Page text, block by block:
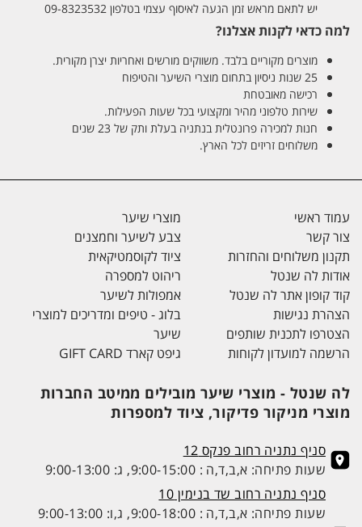
יש לתאם מראש זמן הגעה לאיסוף עצמי בטלפון 09-8323532
למה כדאי לקנות אצלנו?
מוצרים מקוריים בלבד. משווקים מורשים ואחריות יצרן מקורית.
25 שנות ניסיון בתחום מוצרי השיער והטיפוח
רכישה מאובטחת
שירות טלפוני מהיר ומקצועי בכל שעות הפעילות.
חנות למכירה פרונטלית בנתניה בעלת ותק של 23 שנים
משלוחים זריזים לכל הארץ.
עמוד ראשי
צור קשר
תקנון משלוחים והחזרות
אודות לה שנטל
קוד קופון אתר לה שנטל
הצהרת נגישות
הצטרפו לתכנית שותפים
הרשמה למועדון לקוחות
מוצרי שיער
צבע לשיער וחמצנים
ציוד לקוסמטיקאית
ריהוט למספרה
אמפולות לשיער
בלוג - טיפים ומדריכים למוצרי
שיער
גיפט קארד GIFT CARD
לה שנטל - מוצרי שיער מובילים ממיטב החברות
מוצרי מניקור פדיקור, ציוד למספרות
סניף נתניה רחוב פנקס 12
שעות פתיחה: א,ב,ד,ה : 9:00-15:00, ג: 9:00-13:00
סניף נתניה רחוב שד בנימין 10
שעות פתיחה: א,ב,ד,ה : 9:00-18:00, ג,ו: 9:00-13:00